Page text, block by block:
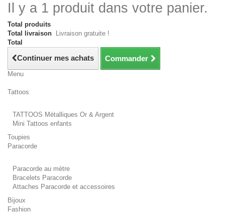
Il y a 1 produit dans votre panier.
Total produits
Total livraison
Livraison gratuite !
Total
Continuer mes achats Commander
Menu
Tattoos
TATTOOS Métalliques Or & Argent
Mini Tattoos enfants
Toupies
Paracorde
Paracorde au mètre
Bracelets Paracorde
Attaches Paracorde et accessoires
Bijoux
Fashion